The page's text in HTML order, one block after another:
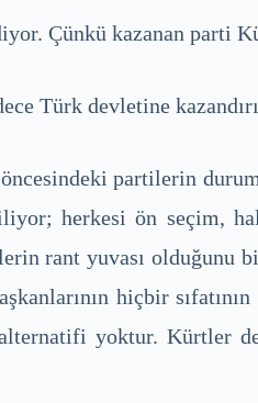
Çünkü kazanan parti
Türk devletine
partilerin
herkesi ön seçim,
rant yuvası olduğunu
hiçbir
yoktur. Kürtler